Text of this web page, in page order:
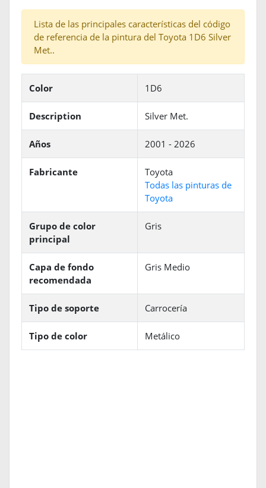
Lista de las principales características del código
de referencia de la pintura del Toyota 1D6 Silver
Met..
Color 1D6
Description Silver Met.
Años 2001 - 2026
Fabricante
Toyota
Todas las pinturas de
Toyota
Grupo de color
principal
Gris
Capa de fondo
recomendada
Gris Medio
Tipo de soporte Carrocería
Tipo de color Metálico